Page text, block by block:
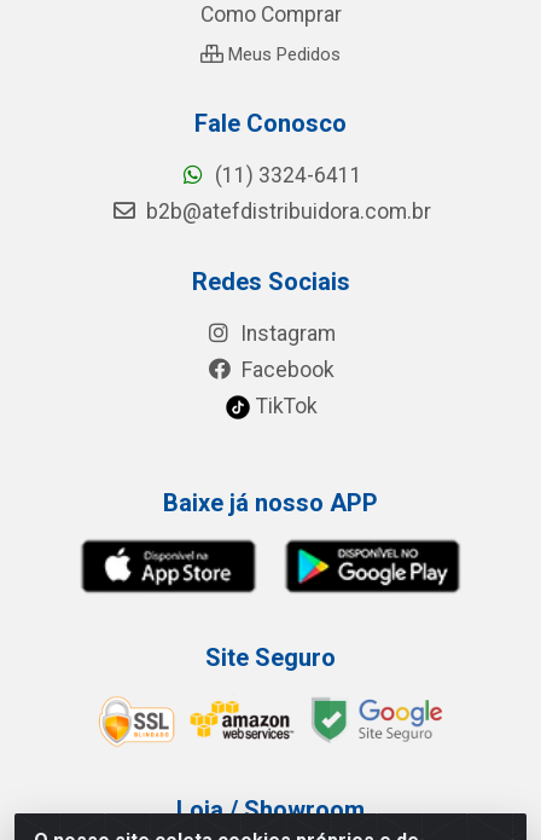
Como Comprar
Meus Pedidos
Fale Conosco
(11) 3324-6411
b2b@atefdistribuidora.com.br
Redes Sociais
Instagram
Facebook
TikTok
Baixe já nosso APP
Site Seguro
Loja / Showroom